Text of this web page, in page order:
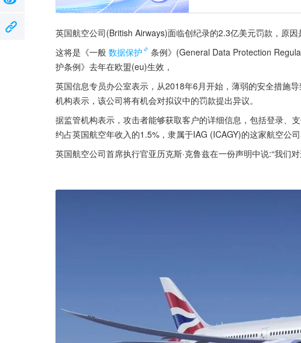
英国航空公司(British Airways)面临创纪录的2.3亿美元罚款，原
这将是《一般 数据保护
条例》(General Data Protection
护条例》去年在欧盟(eu)生效，
英国信息专员办公室表示，从2018年6月开始，薄弱的安全措施
机构表示，该公司将有机会对拟议中的罚款提出异议。
据监管机构表示，攻击者能够获取客户的详细信息，包括登录、
约占英国航空年收入的1.5%，隶属于IAG (ICAGY)的这家航空公司
英国航空公司首席执行官亚历克斯·克鲁兹在一份声明中说:“我们